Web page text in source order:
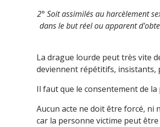
2° Soit assimilés au harcèlement
dans le but réel ou apparent
La drague lourde peut très vite
deviennent répétitifs, insistants,
Il faut que le consentement de
Aucun acte ne doit être forcé, ni
car la personne victime peut